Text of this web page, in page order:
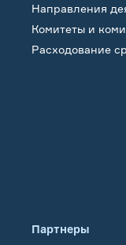
Направления
Комитеты и
Расходование
Партнеры